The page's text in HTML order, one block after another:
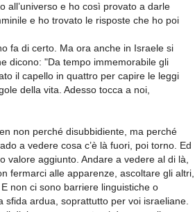
all’universo e ho così provato a darle
e ho trovato le risposte che ho poi
fa di certo. Ma ora anche in Israele si
dicono: "Da tempo immemorabile gli
il capello in quattro per capire le leggi
della vita. Adesso tocca a noi,
non perché disubbidiente, ma perché
a vedere cosa c’è là fuori, poi torno. Ed
valore aggiunto. Andare a vedere al di là,
fermarci alle apparenze, ascoltare gli altri,
non ci sono barriere linguistiche o
sfida ardua, soprattutto per voi israeliane.